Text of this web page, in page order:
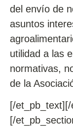
del envío de
asuntos
utilidad a las
normativas,
de la
[/
[/